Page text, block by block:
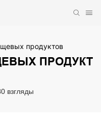
продуктов
ПРОДУКТ
взгляды